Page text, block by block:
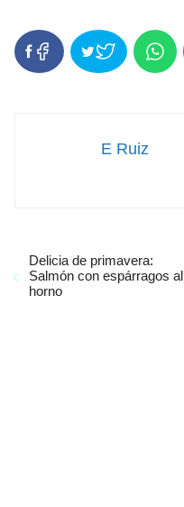
E Ruiz
Delicia de primavera:
Salmón con espárragos al
horno